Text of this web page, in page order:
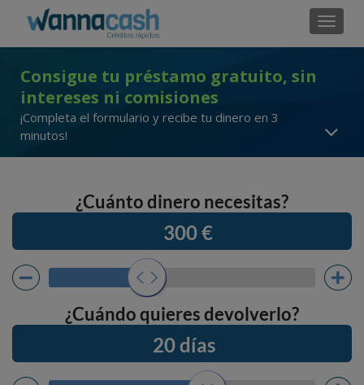
Consigue tu préstamo gratuito, sin
intereses ni comisiones
¡Completa el formulario y recibe tu dinero en 3
minutos!